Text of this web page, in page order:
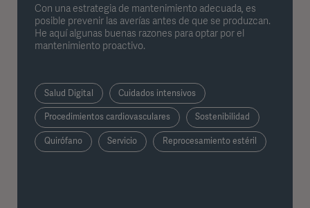
Con una estrategia de mantenimiento adecuada, es
posible prevenir las averías antes de que se produzcan.
He aquí algunas buenas razones para optar por el
mantenimiento proactivo.
Salud Digital Cuidados intensivos
Procedimientos cardiovasculares Sostenibilidad
Quirófano Servicio Reprocesamiento estéril